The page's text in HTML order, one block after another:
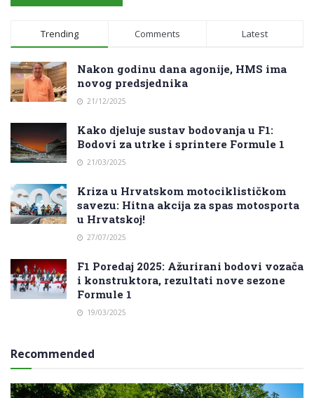
Trending Comments Latest
Nakon godinu dana agonije, HMS ima
novog predsjednika
21/12/2025
Kako djeluje sustav bodovanja u F1:
Bodovi za utrke i sprintere Formule 1
21/03/2025
Kriza u Hrvatskom motociklističkom
savezu: Hitna akcija za spas motosporta
u Hrvatskoj!
27/07/2025
F1 Poredaj 2025: Ažurirani bodovi vozača
i konstruktora, rezultati nove sezone
Formule 1
19/03/2025
Recommended